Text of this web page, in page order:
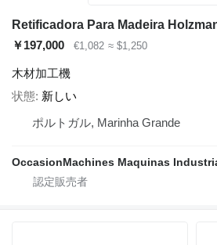
Retificadora Para Madeira
￥197,000
€1,082 ≈ $1,250
木材加工機
状態 新しい
ポルトガル, Marinha Grande
OccasionMachines Maquinas